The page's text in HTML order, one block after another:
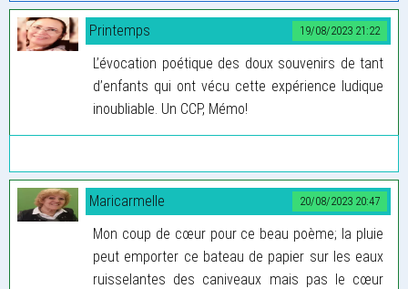
19/08/2023 21:22
Printemps
L’évocation poétique des doux souvenirs de tant
d’enfants qui ont vécu cette expérience ludique
inoubliable. Un CCP, Mémo!
20/08/2023 20:47
Maricarmelle
Mon coup de cœur pour ce beau poème; la pluie
peut emporter ce bateau de papier sur les eaux
ruisselantes des caniveaux mais pas le cœur